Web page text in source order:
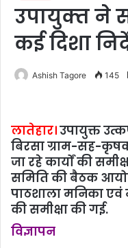
उपायुक्‍त ने
कई दिशा
Ashish Tagore 145
लातेहार।उपायुक्त
बिरसा ग्राम-सह-
जा रहे कार्यों की
समिति की बैठक
पाठशाला मनिका एवं
की समीक्षा की गई.
विज्ञापन